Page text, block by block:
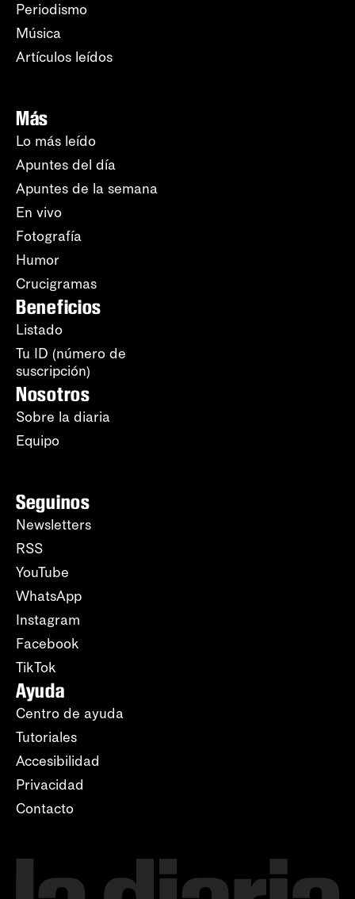
Periodismo
Música
Artículos leídos
Más
Lo más leído
Apuntes del día
Apuntes de la semana
En vivo
Fotografía
Humor
Crucigramas
Beneficios
Listado
Tu ID (número de
suscripción)
Nosotros
Sobre la diaria
Equipo
Seguinos
Newsletters
RSS
YouTube
WhatsApp
Instagram
Facebook
TikTok
Ayuda
Centro de ayuda
Tutoriales
Accesibilidad
Privacidad
Contacto